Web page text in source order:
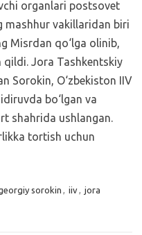
organlari postsovet
mashhur vakillaridan biri
Misrdan qo‘lga olinib,
Jora Tashkentskiy
Sorokin, O‘zbekiston IIV
bo‘lgan va
shahrida ushlangan.
tortish uchun
sorokin , iiv, jora